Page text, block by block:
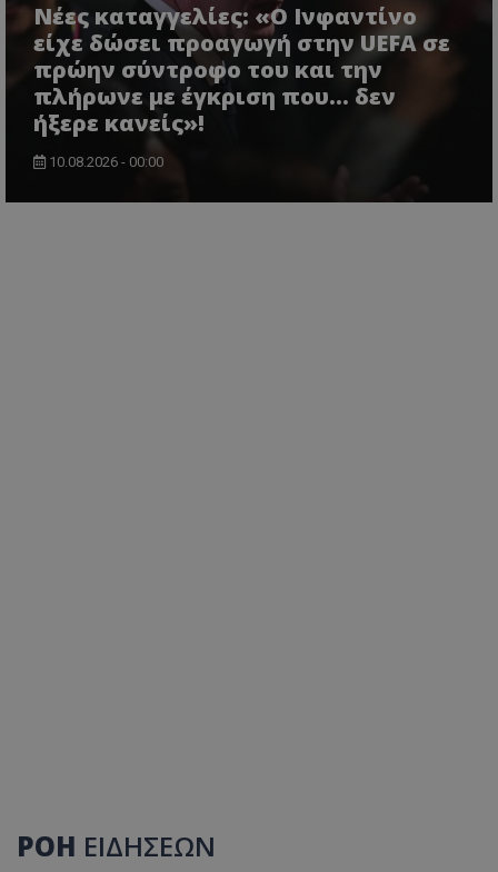
Νέες καταγγελίες: «Ο Ινφαντίνο
είχε δώσει προαγωγή στην UEFA σε
πρώην σύντροφο του και την
πλήρωνε με έγκριση που... δεν
ήξερε κανείς»!
10.08.2026 - 00:00
ΡΟΗ ΕΙΔΗΣΕΩΝ